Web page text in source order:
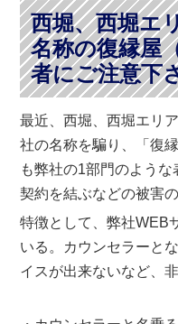
西堀、西堀エ
名称の復縁屋
者にご注意下
最近、西堀、西堀エリ
社の名称を騙り、「復
も弊社の1部門のよう
契約を結ぶなどの被害
特徴として、弊社WEB
いる。カウンセラーと
イスが出来ないなど、